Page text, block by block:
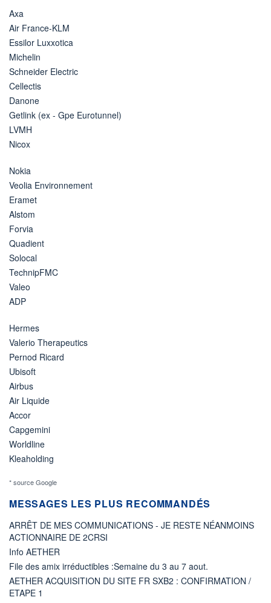
Axa
Air France-KLM
Essilor Luxxotica
Michelin
Schneider Electric
Cellectis
Danone
Getlink (ex - Gpe Eurotunnel)
LVMH
Nicox
Nokia
Veolia Environnement
Eramet
Alstom
Forvia
Quadient
Solocal
TechnipFMC
Valeo
ADP
Hermes
Valerio Therapeutics
Pernod Ricard
Ubisoft
Airbus
Air Liquide
Accor
Capgemini
Worldline
Kleaholding
* source Google
MESSAGES LES PLUS RECOMMANDÉS
ARRÊT DE MES COMMUNICATIONS - JE RESTE NÉANMOINS
ACTIONNAIRE DE 2CRSI
Info AETHER
File des amix irréductibles :Semaine du 3 au 7 aout.
AETHER ACQUISITION DU SITE FR SXB2 : CONFIRMATION /
ETAPE 1